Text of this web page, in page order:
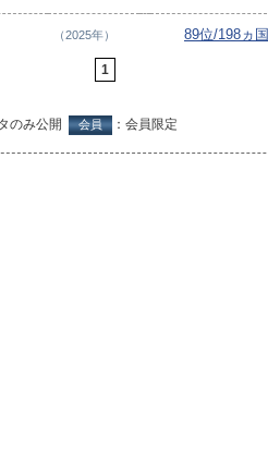
（2025年） 89位/198ヵ国
1
のみ公開 会員 ：会員限定